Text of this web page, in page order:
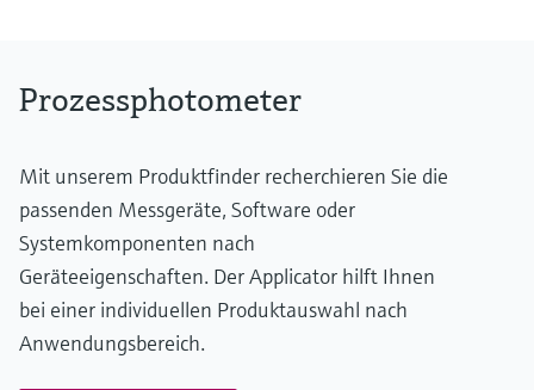
Prozessphotometer
Mit unserem Produktfinder recherchieren Sie die
passenden Messgeräte, Software oder
Systemkomponenten nach
Geräteeigenschaften. Der Applicator hilft Ihnen
bei einer individuellen Produktauswahl nach
Anwendungsbereich.